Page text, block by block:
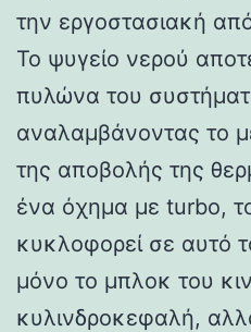
την εργοστασιακή
Το ψυγείο νερού
πυλώνα του
αναλαμβάνοντας το
της αποβολής της
ένα όχημα με turbo,
κυκλοφορεί σε αυτό
μόνο το μπλοκ του
κυλινδροκεφαλή,